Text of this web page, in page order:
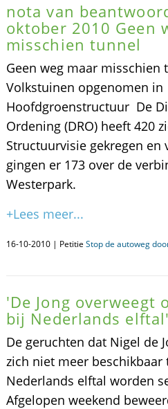
nota van
oktober 2010 Geen
misschien tunnel
Geen weg maar misschien
Volkstuinen opgenomen in
Hoofdgroenstructuur De
Ordening (DRO) heeft 420
Structuurvisie gekregen en
gingen er 173 over de
Westerpark.
+Lees meer...
16-10-2010 | Petitie Stop de autoweg
'De Jong overweegt
bij Nederlands elftal'
De geruchten dat Nigel de
zich niet meer
Nederlands elftal worden
Afgelopen weekend